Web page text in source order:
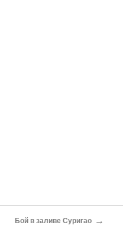
Бой в заливе Суригао →